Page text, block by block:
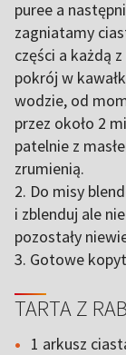
puree a
zagniatamy
części a każdą
pokrój w
wodzie, od
przez około 2
patelnie z
zrumienią.
2. Do misy
i zblenduj ale
pozostały
3. Gotowe
TARTA Z
1 arkusz